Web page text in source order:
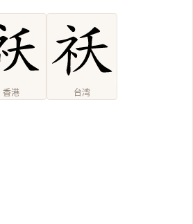
香港 台湾